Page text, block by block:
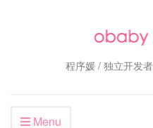
程序媛 / 独立开发
Menu